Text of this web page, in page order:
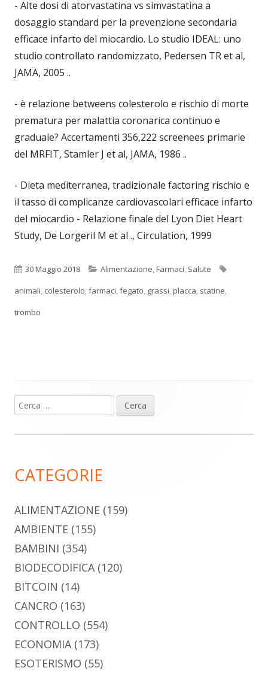
- Alte dosi di atorvastatina vs simvastatina a
dosaggio standard per la prevenzione secondaria
efficace infarto del miocardio. Lo studio IDEAL: uno
studio controllato randomizzato, Pedersen TR et al,
JAMA, 2005 ..
- è relazione betweens colesterolo e rischio di morte
prematura per malattia coronarica continuo e
graduale? Accertamenti 356,222 screenees primarie
del MRFIT, Stamler J et al, JAMA, 1986 ..
- Dieta mediterranea, tradizionale factoring rischio e
il tasso di complicanze cardiovascolari efficace infarto
del miocardio - Relazione finale del Lyon Diet Heart
Study, De Lorgeril M et al ., Circulation, 1999
Pubblicato
30 Maggio 2018 Categorie
Alimentazione,Farmaci, Salute
animali, colesterolo,farmaci,fegato, grassi,placca, statine,
trombo
Barra
laterale
Ricerca
per:
CATEGORIE
ALIMENTAZIONE (159)
AMBIENTE (155)
BAMBINI (354)
BIODECODIFICA (120)
BITCOIN (14)
CANCRO (163)
CONTROLLO (554)
ECONOMIA (173)
ESOTERISMO (55)